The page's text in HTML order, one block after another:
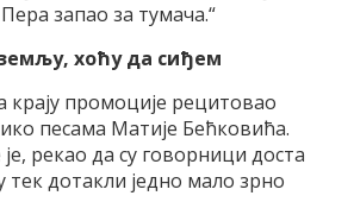
запао за тумача.“
хоћу да сиђем
крају промоције рецитовао
песама Матије Бећковића.
рекао да су говорници доста
тек дотакли једно мало зрно